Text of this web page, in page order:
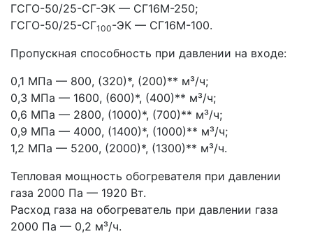
ГСГО-50/25-СГ-ЭК — СГ16М-250;
ГСГО-50/25-СГ100-ЭК — СГ16М-100.
Пропускная способность при давлении на входе:
0,1 МПа — 800, (320)*, (200)** м³/ч;
0,3 МПа — 1600, (600)*, (400)** м³/ч;
0,6 МПа — 2800, (1000)*, (700)** м³/ч;
0,9 МПа — 4000, (1400)*, (1000)** м³/ч;
1,2 МПа — 5200, (2000)*, (1300)** м³/ч.
Тепловая мощность обогревателя при давлении
газа 2000 Па — 1920 Вт.
Расход газа на обогреватель при давлении газа
2000 Па — 0,2 м³/ч.